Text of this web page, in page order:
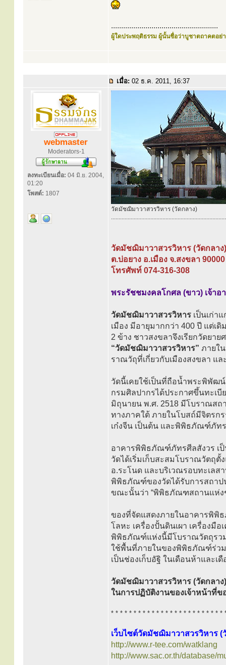
.....................................................
ผู้ใดประพฤติธรรม ผู้นั้นชื่อว่าบูชาตถาคตอย่า
เมื่อ: 02 ธ.ค. 2011, 16:37
webmaster
Moderators-1
ลงทะเบียนเมื่อ: 04 มิ.ย. 2004,
01:20
โพสต์: 1807
วัดมัชฌิมาวาสวรวิหาร (วัดกลาง)
............................................................................
วัดมัชฌิมาวาสวรวิหาร (วัดกลาง)
ต.บ่อยาง อ.เมือง จ.สงขลา 90000
โทรศัพท์ 074-316-308
พระรัชชมงคลโกศล (ขาว) เจ้าอ
วัดมัชฌิมาวาสวรวิหาร เป็นเก่า
เมือง มีอายุมากกว่า 400 ปี แต่เ
2 ข้าง ชาวสงขลาจึงเรียกวัดยา
“วัดมัชฌิมาวาสวรวิหาร” ภายใ
ราณวัถุที่เกี่ยวกับเมืองสงขลา แ
วัดนี้เคยใช้เป็นที่ถือน้ำพระพิพัฒ
กรมศิลปากรได้ประกาศขึ้นทะเ
มิถุนายน พ.ศ. 2518 มีโบราณส
ทางภาคใต้ ภายในโบสถ์มีจิตรก
เก๋งจีน เป็นต้น และพิพิธภัณฑ์ภัท
อาคารพิพิธภัณฑ์ภัทรศีลสังวร เป็
วัดได้เริ่มเก็บสะสมโบราณวัตถุ
อ.ระโนด และบริเวณรอบทะเลส
พิพิธภัณฑ์ของวัดได้รับการสถา
ขณะนั้นว่า “พิพิธภัณฑสถานแห่ง
ของที่จัดแสดงภายในอาคารพิพิ
โลหะ เครื่องปั้นดินเผา เครื่องมื
พิพิธภัณฑ์แห่งนี้มีโบราณวัตถุรว
ใช้พื้นที่ภายในของพิพิธภัณฑ์ร่ว
เป็นช่องเก็บอัฐิ ในเดือนห้าและ
วัดมัชฌิมาวาสวรวิหาร (วัดกลา
ในการปฏิบัติงานของเจ้าหน้าที่
* * * * * * * * * * * * * * * * * * * * * * * * *
เว็บไซต์วัดมัชฌิมาวาสวรวิหาร (
http://www.r-tee.com/watklang
http://www.sac.or.th/database/